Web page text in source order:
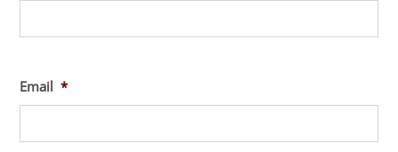
Email *